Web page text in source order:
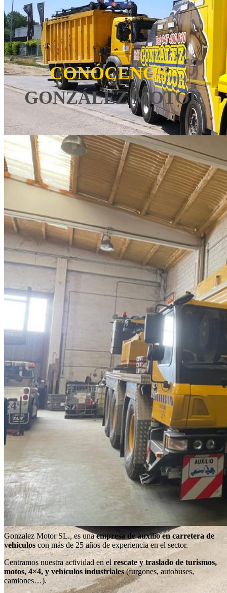
CONÓCENOS -
GONZÁLEZ MOTOR
Gonzalez Motor SL., es unaempresa de auxilio en carretera de
vehículoscon más de 25 años de experiencia en el sector.
Centramos nuestra actividad en elrescate y traslado de turismos,
motos, 4×4, y vehículos industriales(furgones, autobuses,
camiones…).